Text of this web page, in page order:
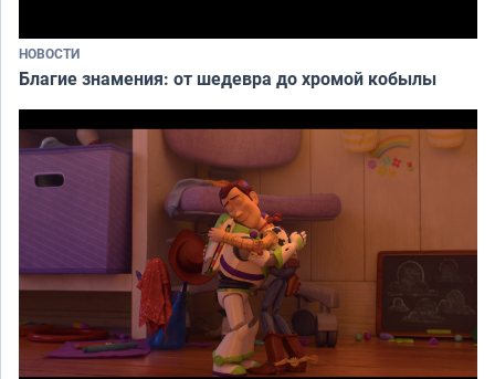
НОВОСТИ
Благие знамения: от шедевра до хромой кобылы